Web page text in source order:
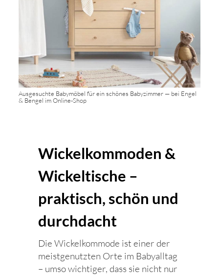
Ausgesuchte Babymöbel für ein schönes Babyzimmer — bei Engel
& Bengel im Online-Shop
Wickelkommoden &
Wickeltische –
praktisch, schön und
durchdacht
Die Wickelkommode ist einer der
meistgenutzten Orte im Babyalltag
– umso wichtiger, dass sie nicht nur